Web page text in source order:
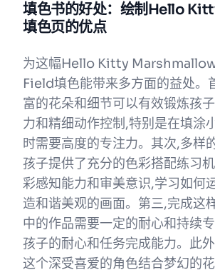
填色书的好处：绘制Hello
填色页的优点
为这幅Hello Kitty
Field填色能带来多方面的益处。
富的花朵和细节可以有效锻炼孩
力和精细动作控制,特别是在填涂
时需要高度的专注力。其次,多样
孩子提供了充分的色彩搭配练习
彩感知能力和审美意识,学习如何
造和谐美观的画面。第三,完成这
中的作品需要一定的耐心和持续
孩子的耐心和任务完成能力。此
这个深受喜爱的角色结合梦幻的